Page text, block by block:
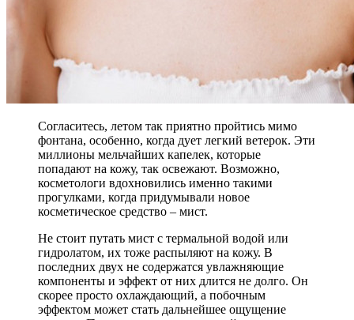
Согласитесь, летом так приятно пройтись мимо
фонтана, особенно, когда дует легкий ветерок. Эти
миллионы мельчайших капелек, которые
попадают на кожу, так освежают. Возможно,
косметологи вдохновились именно такими
прогулками, когда придумывали новое
косметическое средство – мист.
Не стоит путать мист с термальной водой или
гидролатом, их тоже распыляют на кожу. В
последних двух не содержатся увлажняющие
компоненты и эффект от них длится не долго. Он
скорее просто охлаждающий, а побочным
эффектом может стать дальнейшее ощущение